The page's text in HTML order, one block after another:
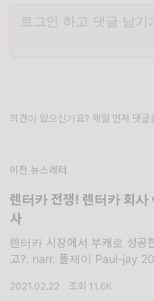
의견이 있으신가요? 제일 먼저 댓글
이전 뉴스레터
렌터카 전쟁! 렌터카 회사
사
렌터카 시장에서 부캐로 성공
고?. narr. 폴제이 Paul-jay
디일까요? 롯테렌터카? 땡!
2021.02.22 조회 11.6K